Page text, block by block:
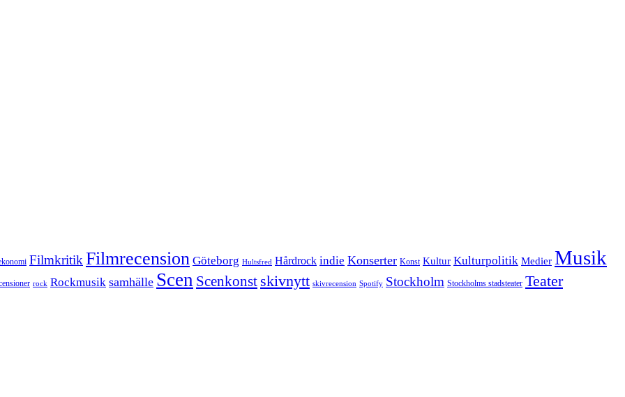
Filmkritik Filmrecension Göteborg Hultsfred Hårdrock indie Konserter Konst Kultur Kulturpolitik Medier Musik
rock Rockmusik samhälle Scen Scenkonst skivnytt skivrecension Spotify Stockholm Stockholms stadsteater Teater